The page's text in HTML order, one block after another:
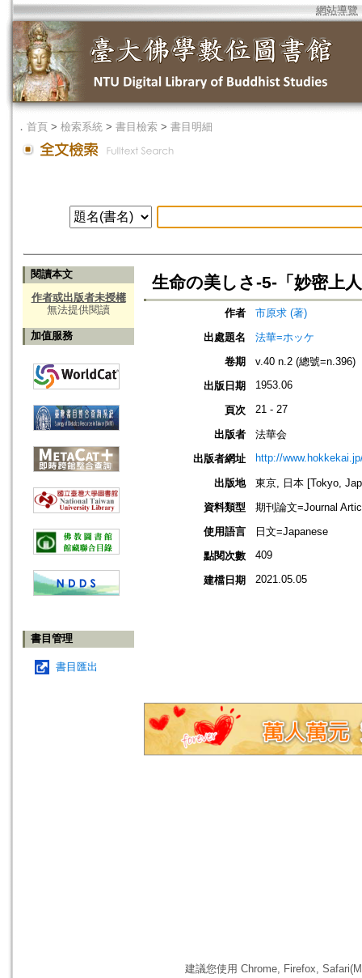
網站導覽
． 首頁 > 檢索系統 > 書目檢索 > 書目明細
閱讀本文
作者或出版者未授權
無法提供閱讀
加值服務
書目管理
書目匯出
生命の美しさ-5-「妙密上
作者
市原求 (著)
出處題名
法華=ホッケ
卷期
v.40 n.2 (總號=n.396)
出版日期
1953.06
頁次 21 - 27
出版者
法華会
出版者網址
http://
出版地
東京, 日本 [Tokyo,
資料類型
期刊論文=Journal
使用語言
日文=Japanese
點閱次數
409
建檔日期 2021.05.05
建議您使用 Chrome, Firefox,